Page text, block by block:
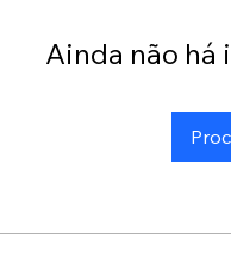
Ainda não há